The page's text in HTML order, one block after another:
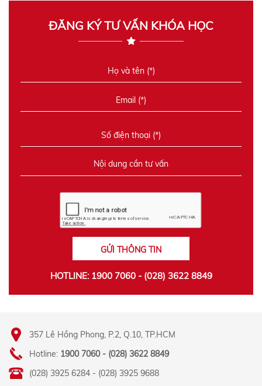
ĐĂNG KÝ TƯ VẤN KHÓA HỌC
GỬI THÔNG TIN
HOTLINE: 1900 7060 - (028) 3622 8849
357 Lê Hồng Phong, P.2, Q.10, TP.HCM
Hotline: 1900 7060 - (028) 3622 8849
(028) 3925 6284 - (028) 3925 9688